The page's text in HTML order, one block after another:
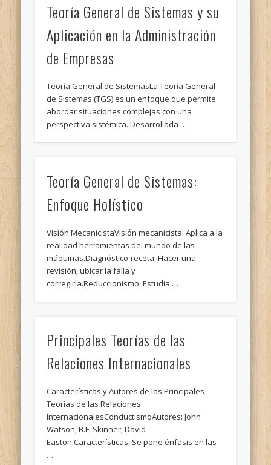
Teoría General de Sistemas y su
Aplicación en la Administración
de Empresas
Teoría General de SistemasLa Teoría General
de Sistemas (TGS) es un enfoque que permite
abordar situaciones complejas con una
perspectiva sistémica. Desarrollada …
Teoría General de Sistemas:
Enfoque Holístico
Visión MecanicistaVisión mecanicista: Aplica a la
realidad herramientas del mundo de las
máquinas.Diagnóstico-receta: Hacer una
revisión, ubicar la falla y
corregirla.Reduccionismo: Estudia …
Principales Teorías de las
Relaciones Internacionales
Características y Autores de las Principales
Teorías de las Relaciones
InternacionalesConductismoAutores: John
Watson, B.F. Skinner, David
Easton.Características: Se pone énfasis en las
…